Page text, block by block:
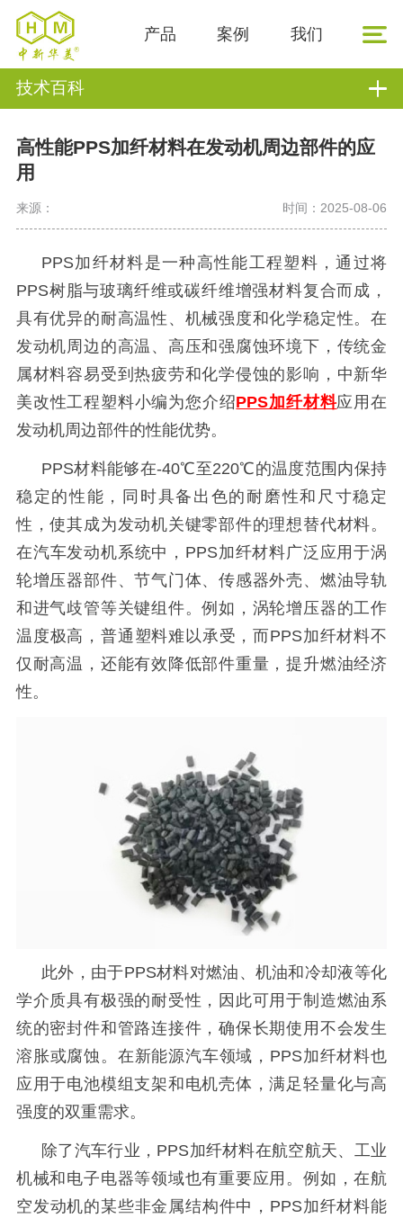
产品 案例 我们
技术百科
高性能PPS加纤材料在发动机周边部件的应
用
来源： 时间：2025-08-06
PPS加纤材料是一种高性能工程塑料，通过将
PPS树脂与玻璃纤维或碳纤维增强材料复合而成，
具有优异的耐高温性、机械强度和化学稳定性。在
发动机周边的高温、高压和强腐蚀环境下，传统金
属材料容易受到热疲劳和化学侵蚀的影响，中新华
美改性工程塑料小编为您介绍PPS加纤材料应用在
发动机周边部件的性能优势。
PPS材料能够在-40℃至220℃的温度范围内保持
稳定的性能，同时具备出色的耐磨性和尺寸稳定
性，使其成为发动机关键零部件的理想替代材料。
在汽车发动机系统中，PPS加纤材料广泛应用于涡
轮增压器部件、节气门体、传感器外壳、燃油导轨
和进气歧管等关键组件。例如，涡轮增压器的工作
温度极高，普通塑料难以承受，而PPS加纤材料不
仅耐高温，还能有效降低部件重量，提升燃油经济
性。
此外，由于PPS材料对燃油、机油和冷却液等化
学介质具有极强的耐受性，因此可用于制造燃油系
统的密封件和管路连接件，确保长期使用不会发生
溶胀或腐蚀。在新能源汽车领域，PPS加纤材料也
应用于电池模组支架和电机壳体，满足轻量化与高
强度的双重需求。
除了汽车行业， PPS加纤材料在航空航天、工业
机械和电子电器等领域也有重要应用 。例如，在航
空发动机的某些非金属结构件中，PPS加纤材料能